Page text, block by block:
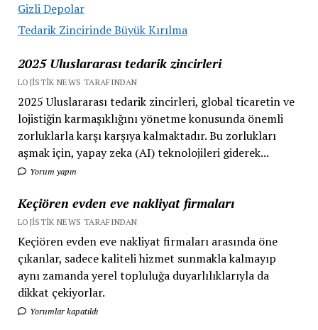
Gizli Depolar
Tedarik Zincirinde Büyük Kırılma
2025 Uluslararası tedarik zincirleri
LOJISTIK NEWS TARAFINDAN
2025 Uluslararası tedarik zincirleri, global ticaretin ve
lojistiğin karmaşıklığını yönetme konusunda önemli
zorluklarla karşı karşıya kalmaktadır. Bu zorlukları
aşmak için, yapay zeka (AI) teknolojileri giderek...
Yorum yapın
Keçiören evden eve nakliyat firmaları
LOJISTIK NEWS TARAFINDAN
Keçiören evden eve nakliyat firmaları arasında öne
çıkanlar, sadece kaliteli hizmet sunmakla kalmayıp
aynı zamanda yerel topluluğa duyarlılıklarıyla da
dikkat çekiyorlar.
Yorumlar kapatıldı